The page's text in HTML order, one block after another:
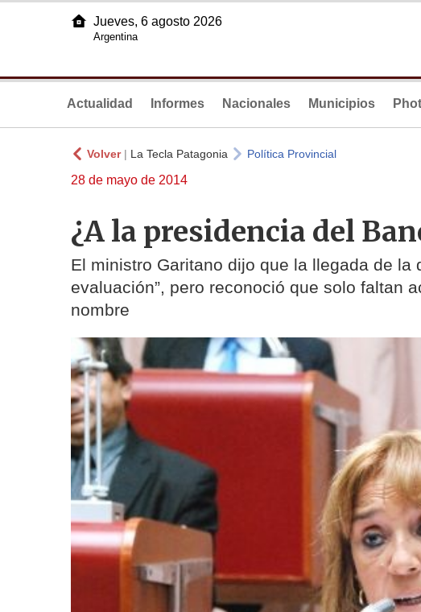
Jueves, 6 agosto 2026
Argentina
Actualidad Informes Nacionales Municipios
Volver| La Tecla Patagonia Política Provincial
28 de mayo de 2014
¿A la presidencia del
El ministro Garitano dijo que la llegada de la
evaluación”, pero reconoció que solo faltan
nombre